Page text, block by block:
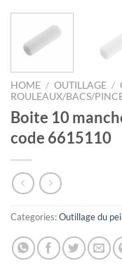
HOME / OUTILLAGE /
ROULEAUX/BACS/
Boite 10
code 6615110
Categories:Outillage du